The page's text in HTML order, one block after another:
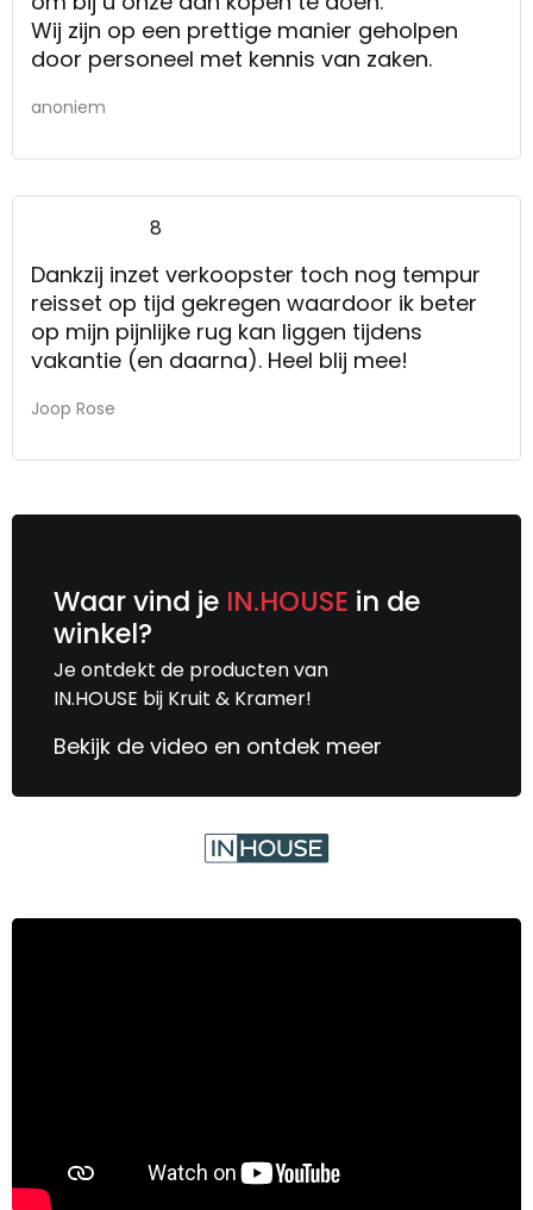
Wij zijn op een prettige manier geholpen
door personeel met kennis van zaken.
anoniem
8
Dankzij inzet verkoopster toch nog tempur
reisset op tijd gekregen waardoor ik beter
op mijn pijnlijke rug kan liggen tijdens
vakantie (en daarna). Heel blij mee!
Joop Rose
Waar vind je IN.HOUSE in de
winkel?
Je ontdekt de producten van
IN.HOUSE bij Kruit & Kramer!
Bekijk de video en ontdek meer